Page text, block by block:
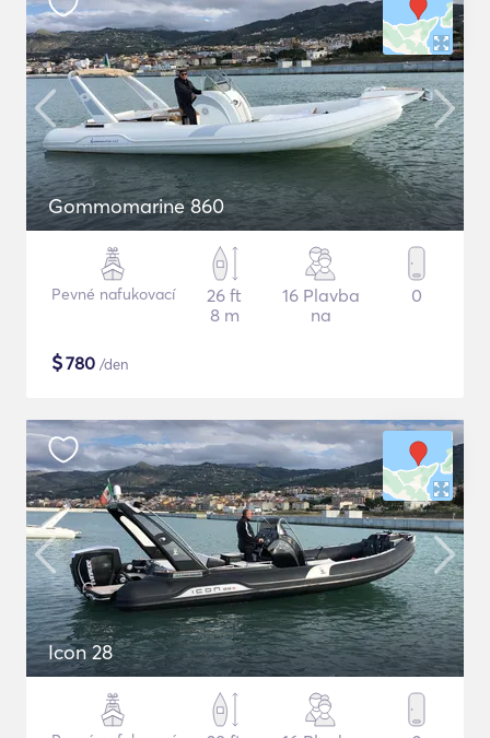
Gommomarine 860
Pevné nafukovací
26 ft
8 m
16 Plavba
na
0
$780 /den
Icon 28